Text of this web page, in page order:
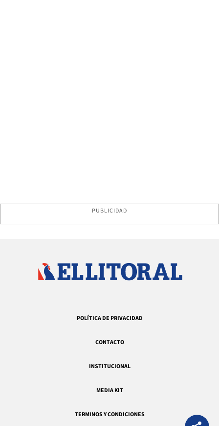
PUBLICIDAD
POLÍTICA DE PRIVACIDAD
CONTACTO
INSTITUCIONAL
MEDIA KIT
TERMINOS Y CONDICIONES